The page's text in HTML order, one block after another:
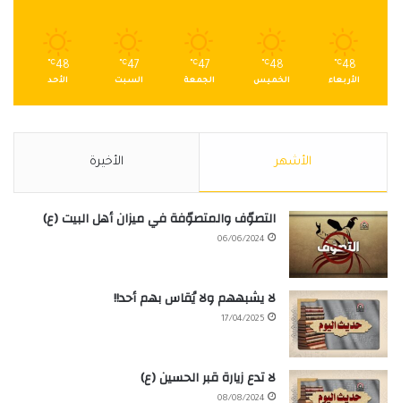
48
℃
الأربعاء
48
℃
الخميس
47
℃
الجمعة
47
℃
السبت
48
℃
الأحد
الأشهر الأخيرة
التصوّف والمتصوّفة في ميزان أهل البيت (ع)
06/06/2024
لا يشبههم ولا يُقاس بهم أحد!!
17/04/2025
لا تدع زيارة قبر الحسين (ع)
08/08/2024